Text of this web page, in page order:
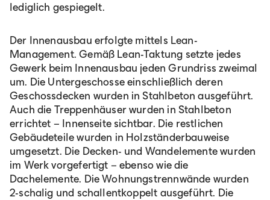
lediglich gespiegelt.
Der Innenausbau erfolgte mittels Lean-
Management. Gemäß Lean-Taktung setzte jedes
Gewerk beim Innenausbau jeden Grundriss zweimal
um. Die Untergeschosse einschließlich deren
Geschossdecken wurden in Stahlbeton ausgeführt.
Auch die Treppenhäuser wurden in Stahlbeton
errichtet – Innenseite sichtbar. Die restlichen
Gebäudeteile wurden in Holzständerbauweise
umgesetzt. Die Decken- und Wandelemente wurden
im Werk vorgefertigt – ebenso wie die
Dachelemente. Die Wohnungstrennwände wurden
2-schalig und schallentkoppelt ausgeführt. Die